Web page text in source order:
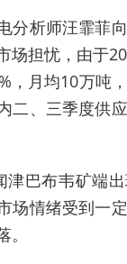
分析师汪霏菲
场担忧，由于
，月均10万吨
二、三季度供
津巴布韦矿端
场情绪受到一